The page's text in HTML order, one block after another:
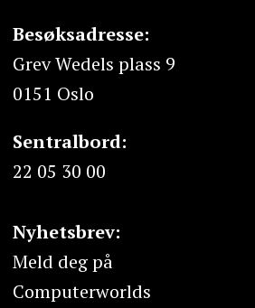
Besøksadresse:
Grev Wedels plass 9
0151 Oslo
Sentralbord:
22 05 30 00
Nyhetsbrev:
Meld deg på
Computerworlds